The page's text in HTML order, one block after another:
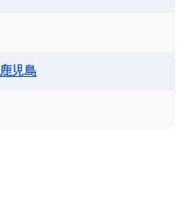
ブルキナファソ
鹿児島